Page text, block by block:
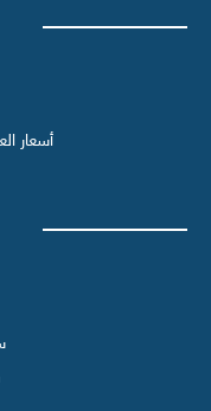
أسعار